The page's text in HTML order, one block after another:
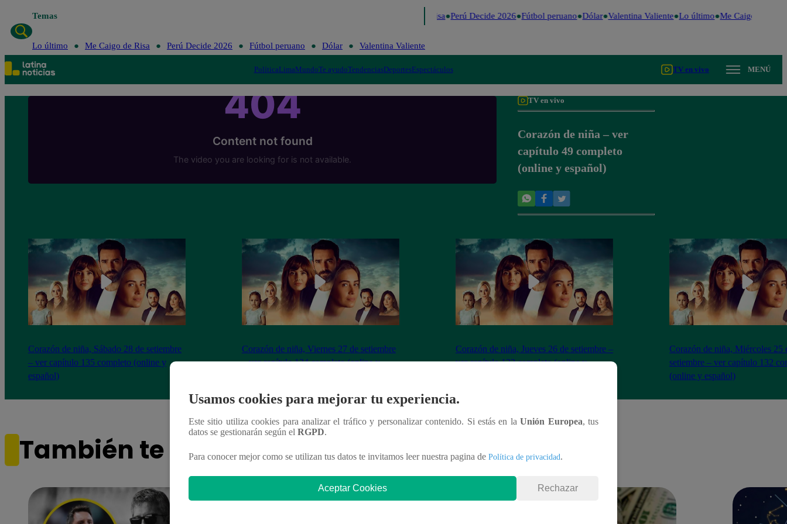
Temas Me Caigo de Risa Perú Decide 2026 Fútbol peruano Dólar Valentina Valiente Lo último Me Caigo de Risa
Lo último Me Caigo de Risa Perú Decide 2026 Fútbol peruano Dólar Valentina Valiente
PolíticaLimaMundoTe ayudoTendenciasDeportesEspectáculos TV en vivo MENÚ
TV en vivo
Corazón de niña – ver
capítulo 49 completo
(online y español)
Corazón de niña, Sábado 28 de setiembre
– ver capítulo 135 completo (online y
español)
Corazón de niña, Viernes 27 de setiembre
– ver capítulo 134 completo (online y
Corazón de niña, Jueves 26 de setiembre –
ver capítulo 133 completo (online y
Corazón de niña, Miércoles 25
setiembre – ver capítulo 132
(online y español)
También te puede interesar
Usamos cookies para mejorar tu experiencia.
Este sitio utiliza cookies para analizar el tráfico y personalizar contenido. Si estás en laUnión Europea, tus
datos se gestionarán según el RGPD.
Para conocer mejor como se utilizan tus datos te invitamos leer nuestra pagina de Política de privacidad.
Aceptar Cookies Rechazar